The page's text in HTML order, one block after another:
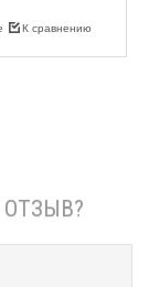
К сравнению